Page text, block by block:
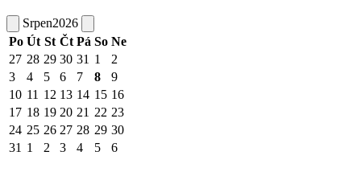
Srpen2026
Po Út St Čt Pá So Ne
27 28 29 30 31 1
2
3
4 5 6 7 8
9
10 11 12 13 14 15 16
17 18 19 20 21 22 23
24 25 26 27 28 29 30
31 1 2 3 4 5 6